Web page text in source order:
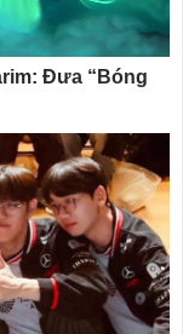
Đưa “Bóng